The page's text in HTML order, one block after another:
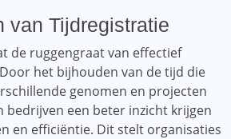
van Tijdregistratie
de ruggengraat van effectief
het bijhouden van de tijd die
genomen en projecten
bedrijven een beter inzicht krijgen
en efficiëntie. Dit stelt organisaties